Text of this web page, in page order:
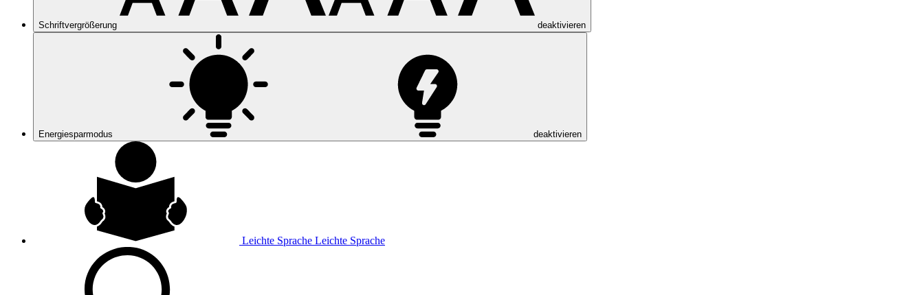
Schriftvergrößerung deaktivieren
Energiesparmodus deaktivieren
Leichte Sprache Leichte Sprache